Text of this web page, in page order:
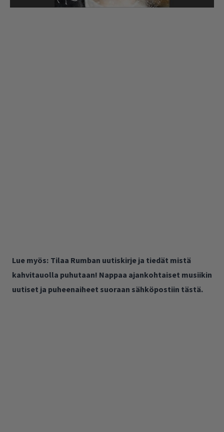
Lue myös: Tilaa Rumban uutiskirje ja tiedät mistä
kahvitauolla puhutaan! Nappaa ajankohtaiset musiikin
uutiset ja puheenaiheet suoraan sähköpostiin tästä.